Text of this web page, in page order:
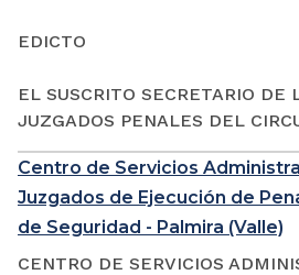
EDICTO
EL SUSCRITO SECRETARIO DE
JUZGADOS PENALES DEL
Centro de Servicios
Juzgados de Ejecución de
de Seguridad - Palmira (Valle)
CENTRO DE SERVICIOS